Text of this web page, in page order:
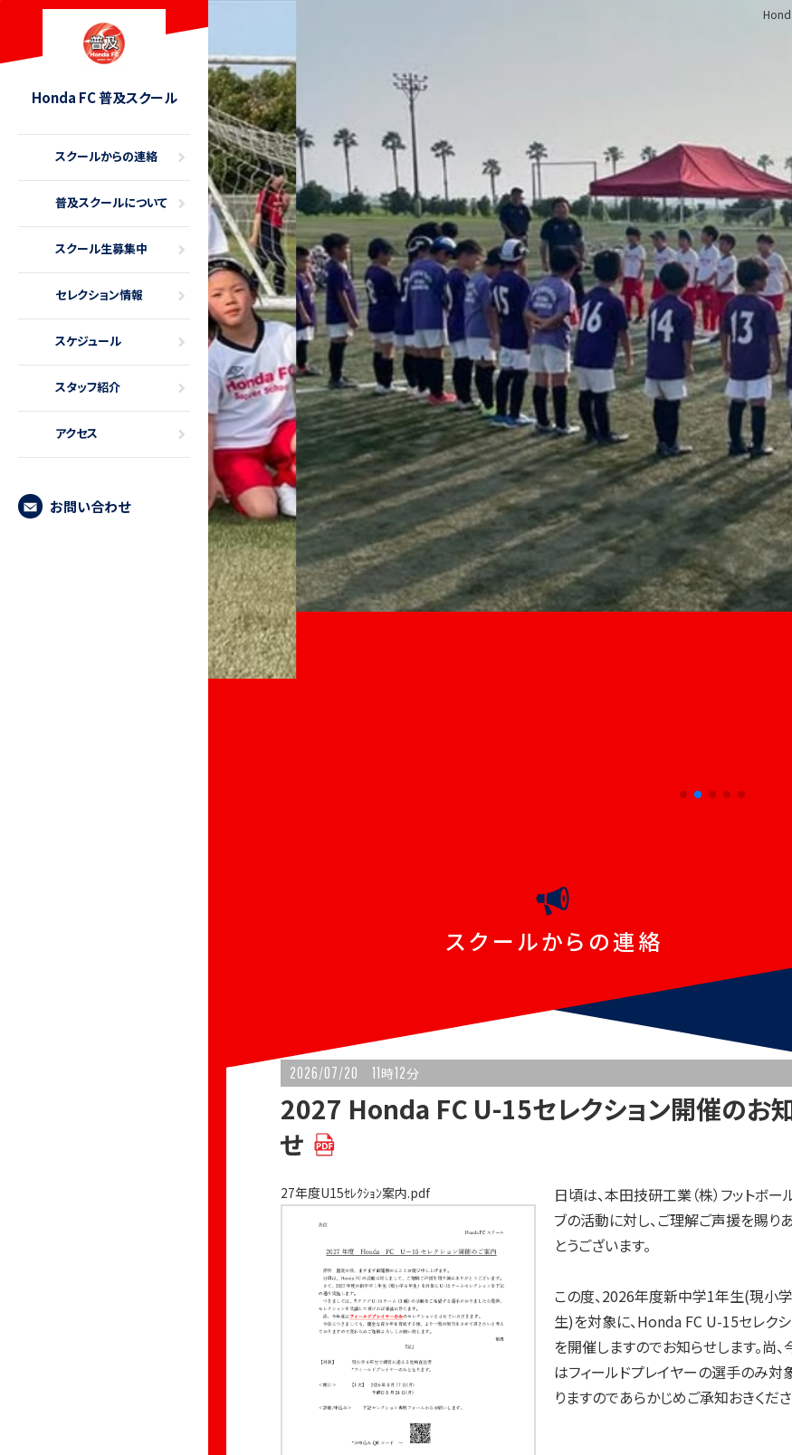
Honda FC 普及スクール
スクールからの連絡
普及スクールについて
スクール生募集中
セレクション情報
スケジュール
スタッフ紹介
アクセス
お問い合わせ
スクールからの連絡
2026/07/20 11時12分
2027 Honda FC U-15セレクション開催のお
せ
27年度U15ｾﾚｸｼｮﾝ案内.pdf
日頃は、本田技研工業（株）フットボー
ブの活動に対し、ご理解ご声援を賜り
とうございます。
この度、2026年度新中学1年生(現小
生)を対象に、Honda FC U-15セレクシ
を開催しますのでお知らせします。尚
はフィールドプレイヤーの選手のみ対
りますのであらかじめご承知おきくださ